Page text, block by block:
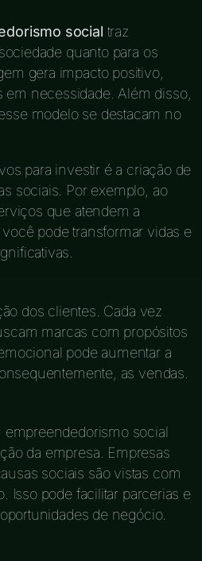
social traz
quanto para os
gera impacto positivo,
necessidade. Além disso,
modelo se destacam no
para investir é a criação de
sociais. Por exemplo, ao
que atendem a
pode transformar vidas e
dos clientes. Cada vez
marcas com propósitos
pode aumentar a
as vendas.
social
da empresa. Empresas
sociais são vistas com
Isso pode facilitar parcerias e
de negócio.